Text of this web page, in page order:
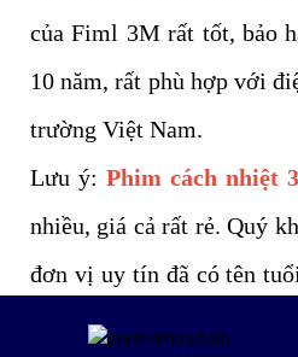
của Fiml 3M rất tốt, bảo
10 năm, rất phù hợp với
trường Việt Nam.
Lưu ý: Phim cách nhiệt
nhiều, giá cả rất rẻ. Quý
đơn vị uy tín đã có tên
bảo đảm chất lượng.Mua